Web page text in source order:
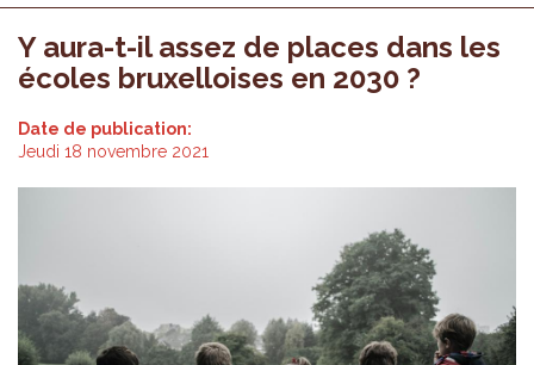
Y aura-t-il assez de places dans les
écoles bruxelloises en 2030 ?
Date de publication:
Jeudi 18 novembre 2021